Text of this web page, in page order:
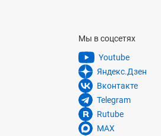
Мы в соцсетях
Youtube
Яндекс.Дзен
Вконтакте
Telegram
Rutube
MAX